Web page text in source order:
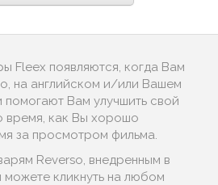
Fleex появляются, когда Вам
на английском и/или Вашем
помогают Вам улучшить свой
время, как Вы хорошо
за просмотром фильма.
Reverso, внедренным в
кликнуть на любом